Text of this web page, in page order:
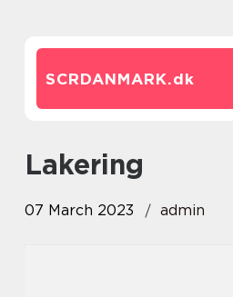
SCRDANMARK.dk
lakering
07 March 2023 admin